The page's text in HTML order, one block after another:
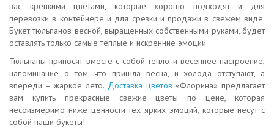
вас крепкими цветами, которые хорошо подходят и для
перевозки в контейнере и для срезки и продажи в свежем виде.
Букет тюльпанов весной, выращенных собственными руками, будет
оставлять только самые теплые и искренние эмоции.
Тюльпаны приносят вместе с собой тепло и весеннее настроение,
напоминание о том, что пришла весна, и холода отступают, а
впереди – жаркое лето. Доставка цветов «Флорина» предлагает
вам купить прекрасные свежие цветы по цене, которая
несоизмеримо ниже ценности тех ярких эмоций, которые несут с
собой наши букеты!